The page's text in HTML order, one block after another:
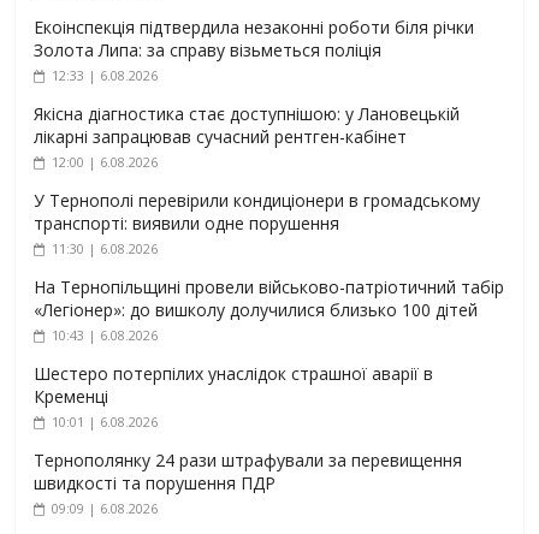
Екоінспекція підтвердила незаконні роботи біля річки
Золота Липа: за справу візьметься поліція
12:33 | 6.08.2026
Якісна діагностика стає доступнішою: у Лановецькій
лікарні запрацював сучасний рентген-кабінет
12:00 | 6.08.2026
У Тернополі перевірили кондиціонери в громадському
транспорті: виявили одне порушення
11:30 | 6.08.2026
На Тернопільщині провели військово-патріотичний табір
«Легіонер»: до вишколу долучилися близько 100 дітей
10:43 | 6.08.2026
Шестеро потерпілих унаслідок страшної аварії в
Кременці
10:01 | 6.08.2026
Тернополянку 24 рази штрафували за перевищення
швидкості та порушення ПДР
09:09 | 6.08.2026